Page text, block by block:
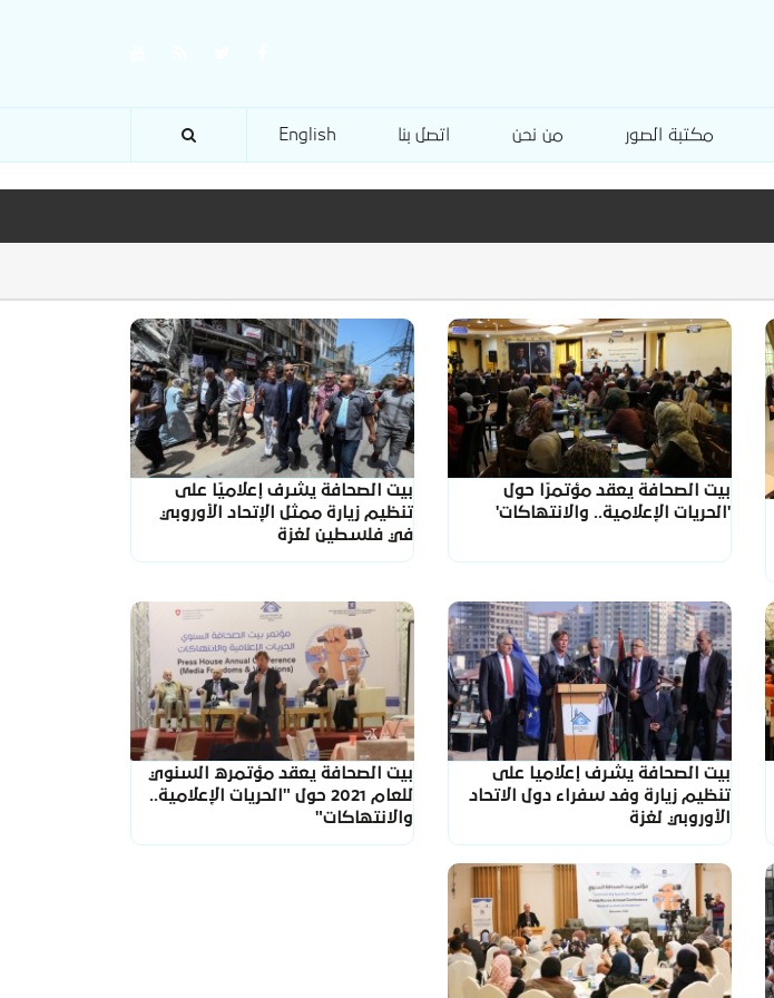
مكتبة الصور من نحن اتصل بنا English
بيت الصحافة يعقد مؤتمرًا حول
'الحريات الإعلامية.. والانتهاكات'
بيت الصحافة يشرف إعلاميًا على
تنظيم زيارة ممثل الإتحاد الأوروبي
في فلسطين لغزة
بيت الصحافة يشرف إعلاميا على
تنظيم زيارة وفد سفراء دول الاتحاد
الأوروبي لغزة
بيت الصحافة يعقد مؤتمره السنوي
للعام 2021 حول "الحريات الإعلامية..
والانتهاكات"